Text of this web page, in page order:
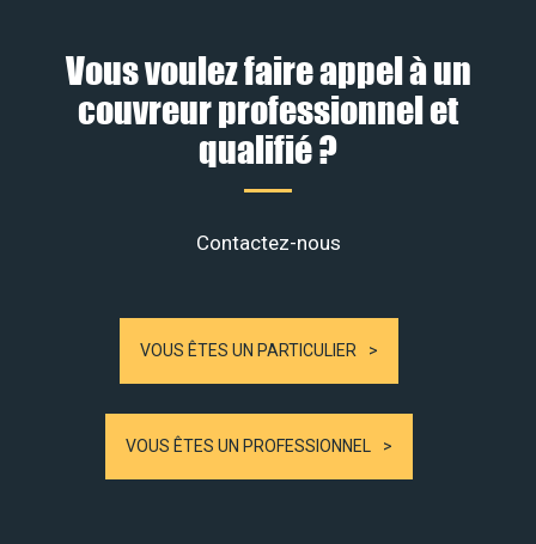
Vous voulez faire appel à un
couvreur professionnel et
qualifié ?
Contactez-nous
VOUS ÊTES UN PARTICULIER
VOUS ÊTES UN PROFESSIONNEL